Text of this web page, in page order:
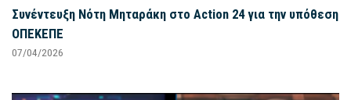
Συνέντευξη Νότη Μηταράκη στο Action 24 για την υπόθεση
ΟΠΕΚΕΠΕ
07/04/2026